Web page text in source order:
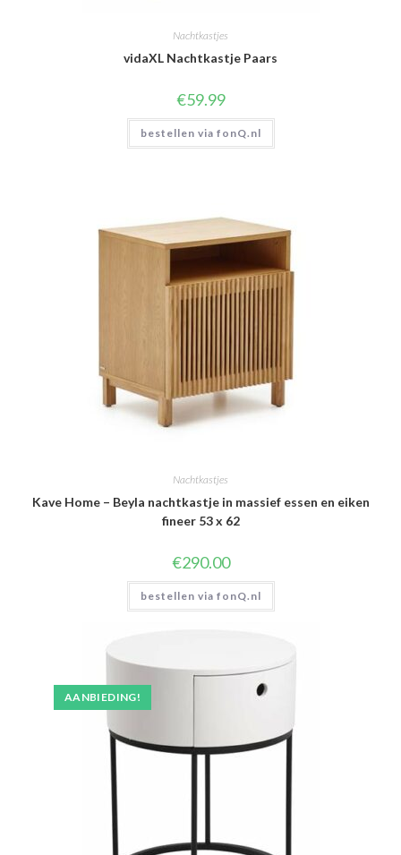
Nachtkastjes
vidaXL Nachtkastje Paars
€59.99
bestellen via fonQ.nl
Nachtkastjes
Kave Home – Beyla nachtkastje in massief essen en eiken
fineer 53 x 62
€290.00
bestellen via fonQ.nl
AANBIEDING!